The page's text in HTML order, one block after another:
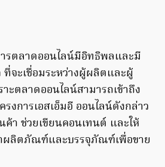
รตลาดออนไลน์มีอิทธิพลและมี
จะเชื่อมระหว่างผู้ผลิตและผู้
ะตลาดออนไลน์สามารถเข้าถึง
งการเอสเอ็มอี ออนไลน์ดังกล่าว
า ช่วยเขียนคอนเทนต์ และให้
ผลิตภัณฑ์และบรรจุภัณฑ์เพื่อขาย